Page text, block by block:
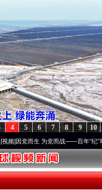
10
9
8
7
6
5
4
生 为党而战——百年“纪”事⑧加强纪